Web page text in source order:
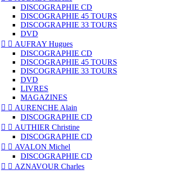
DISCOGRAPHIE CD
DISCOGRAPHIE 45 TOURS
DISCOGRAPHIE 33 TOURS
DVD
  AUFRAY Hugues
DISCOGRAPHIE CD
DISCOGRAPHIE 45 TOURS
DISCOGRAPHIE 33 TOURS
DVD
LIVRES
MAGAZINES
  AURENCHE Alain
DISCOGRAPHIE CD
  AUTHIER Christine
DISCOGRAPHIE CD
  AVALON Michel
DISCOGRAPHIE CD
  AZNAVOUR Charles